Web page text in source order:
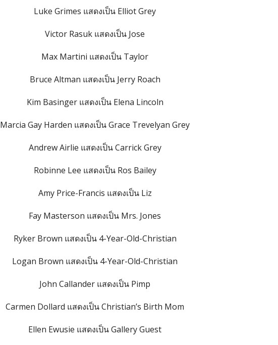
Luke Grimes แสดงเป็น Elliot Grey
Victor Rasuk แสดงเป็น Jose
Max Martini แสดงเป็น Taylor
Bruce Altman แสดงเป็น Jerry Roach
Kim Basinger แสดงเป็น Elena Lincoln
Marcia Gay Harden แสดงเป็น Grace Trevelyan Grey
Andrew Airlie แสดงเป็น Carrick Grey
Robinne Lee แสดงเป็น Ros Bailey
Amy Price-Francis แสดงเป็น Liz
Fay Masterson แสดงเป็น Mrs. Jones
Ryker Brown แสดงเป็น 4-Year-Old-Christian
Logan Brown แสดงเป็น 4-Year-Old-Christian
John Callander แสดงเป็น Pimp
Carmen Dollard แสดงเป็น Christian’s Birth Mom
Ellen Ewusie แสดงเป็น Gallery Guest